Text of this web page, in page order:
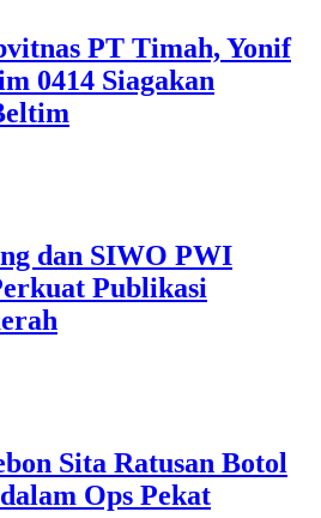
PT Timah, Yonif
0414 Siagakan
dan SIWO PWI
Publikasi
Sita Ratusan Botol
Ops Pekat